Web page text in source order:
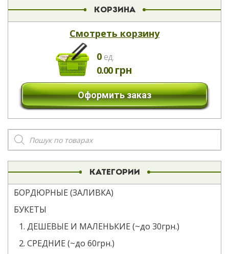
КОРЗИНА
Смотреть корзину
0eд.
0.00 грн
Оформить заказ
Поиск
товаров
КАТЕГОРИИ
БОРДЮРНЫЕ (ЗАЛИВКА)
БУКЕТЫ
1. ДЕШЕВЫЕ И МАЛЕНЬКИЕ (~до 30грн.)
2. СРЕДНИЕ (~до 60грн.)